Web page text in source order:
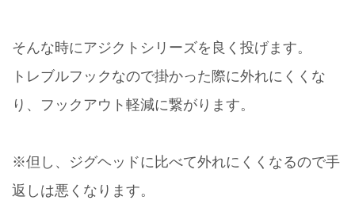
そんな時にアジクトシリーズを良く投げます。
トレブルフックなので掛かった際に外れにくくな
り、フックアウト軽減に繋がります。
※但し、ジグヘッドに比べて外れにくくなるので手
返しは悪くなります。